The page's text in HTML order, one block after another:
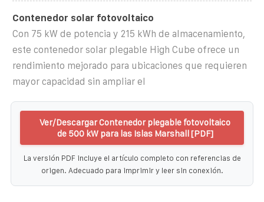
Contenedor solar fotovoltaico
Con 75 kW de potencia y 215 kWh de almacenamiento,
este contenedor solar plegable High Cube ofrece un
rendimiento mejorado para ubicaciones que requieren
mayor capacidad sin ampliar el
Ver/Descargar Contenedor plegable fotovoltaico
de 500 kW para las Islas Marshall [PDF]
La versión PDF incluye el artículo completo con referencias de
origen. Adecuado para imprimir y leer sin conexión.